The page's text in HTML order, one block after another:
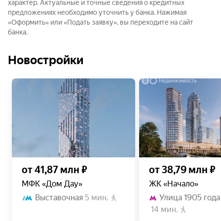
сделки.
1.4 Согласие органов опеки и попечительства на
залог недвижимого имущества является
несовершеннолетний и/или если лицо, состоящее
под опекой/попечительством (недееспособный или
ограниченный судом в дееспособности гражданин).
Недвижимого имущества является юридическое
лицо (документы предоставляются в оригиналах/
нотариально заверенных копиях/копиях, заверенных
представителем юридического лица с указанием
заверившего лица и проставлением печати
организации):
характер. Актуальные и точные сведения о кредитных
предложениях необходимо уточнить у банка. Нажимая
«Оформить» или «Подать заявку», вы переходите на сайт
банка.
Новостройки
от 41,87 млн ₽
МФК «Дом Дау»
Выставочная 5 мин.
от 38,79 млн ₽
ЖК «Начало»
Улица 1905 года
14 мин.